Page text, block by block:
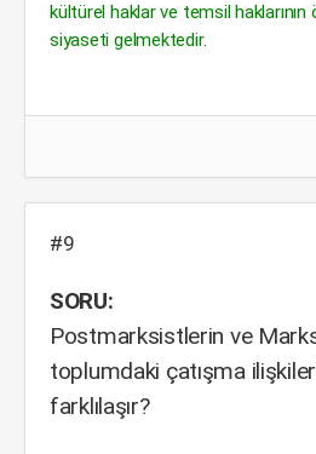
kültürel haklar ve temsil haklarının
siyaseti gelmektedir.
#9
SORU:
Postmarksistlerin ve
toplumdaki çatışma
farklılaşır?